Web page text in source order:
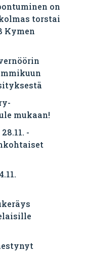
on
torstai
Kymen
mukaan!
-